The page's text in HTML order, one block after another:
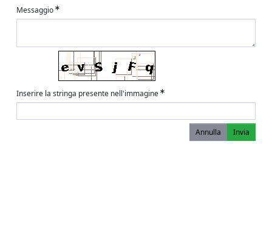
Messaggio
Inserire la stringa presente nell'immagine
Annulla Invia